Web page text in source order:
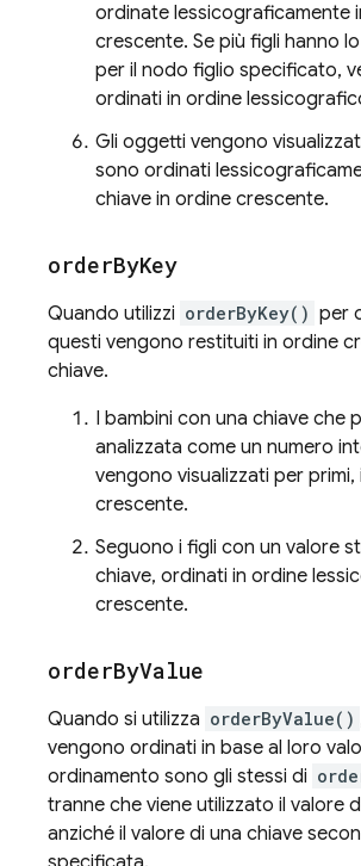
ordinate lessicograficamente
crescente. Se più figli hanno
per il nodo figlio specificato,
ordinati in ordine
Gli oggetti vengono
sono ordinati
chiave in ordine crescente.
orderByKey
Quando utilizzi orderByKey() per
questi vengono restituiti in ordine
chiave.
I bambini con una chiave che
analizzata come un numero
vengono visualizzati per primi,
crescente.
Seguono i figli con un valore
chiave, ordinati in ordine
crescente.
orderByValue
Quando si utilizza orderByValue()
vengono ordinati in base al loro
ordinamento sono gli stessi di
tranne che viene utilizzato il valore
anziché il valore di una chiave